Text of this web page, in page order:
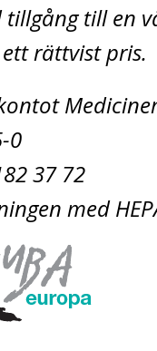
tillgång till en
rättvist pris.
0
37 72
med